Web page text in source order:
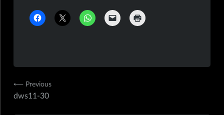
Navigation
⟵ Previous
dws11-30